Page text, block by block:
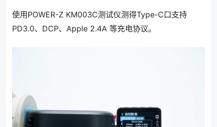
使用POWER-Z KM003C测试仪测得Type-C口支持
PD3.0、DCP、Apple 2.4A 等充电协议。